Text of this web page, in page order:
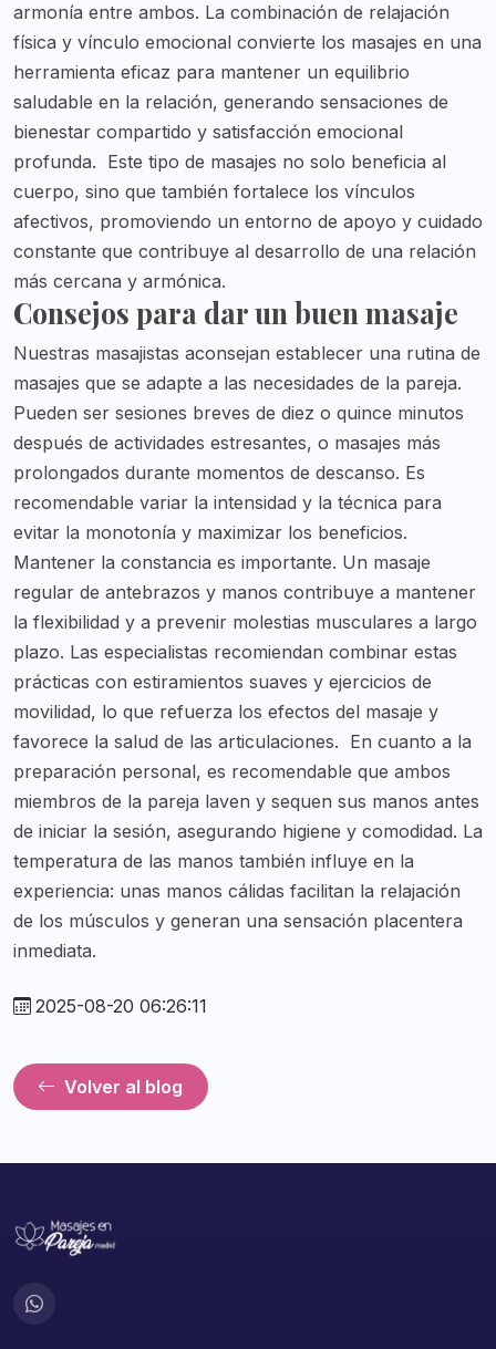
armonía entre ambos. La combinación de relajación
física y vínculo emocional convierte los masajes en una
herramienta eficaz para mantener un equilibrio
saludable en la relación, generando sensaciones de
bienestar compartido y satisfacción emocional
profunda. Este tipo de masajes no solo beneficia al
cuerpo, sino que también fortalece los vínculos
afectivos, promoviendo un entorno de apoyo y cuidado
constante que contribuye al desarrollo de una relación
más cercana y armónica.
Consejos para dar un buen masaje
Nuestras masajistas aconsejan establecer una rutina de
masajes que se adapte a las necesidades de la pareja.
Pueden ser sesiones breves de diez o quince minutos
después de actividades estresantes, o masajes más
prolongados durante momentos de descanso. Es
recomendable variar la intensidad y la técnica para
evitar la monotonía y maximizar los beneficios.
Mantener la constancia es importante. Un masaje
regular de antebrazos y manos contribuye a mantener
la flexibilidad y a prevenir molestias musculares a largo
plazo. Las especialistas recomiendan combinar estas
prácticas con estiramientos suaves y ejercicios de
movilidad, lo que refuerza los efectos del masaje y
favorece la salud de las articulaciones. En cuanto a la
preparación personal, es recomendable que ambos
miembros de la pareja laven y sequen sus manos antes
de iniciar la sesión, asegurando higiene y comodidad. La
temperatura de las manos también influye en la
experiencia: unas manos cálidas facilitan la relajación
de los músculos y generan una sensación placentera
inmediata.
2025-08-20 06:26:11
Volver al blog